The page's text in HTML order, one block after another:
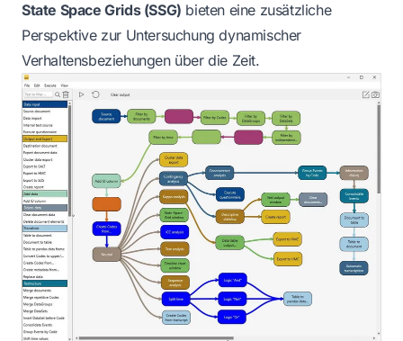
State Space Grids (SSG) bieten eine zusätzliche
Perspektive zur Untersuchung dynamischer
Verhaltensbeziehungen über die Zeit.